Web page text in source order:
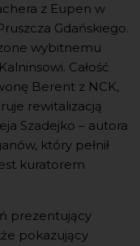
z Eupen w
Gdańskiego.
wybitnemu
Całość
Berent z NCK,
rewitalizacją
Szadejko – autora
który pełnił
kuratorem
prezentujący
pokazujący